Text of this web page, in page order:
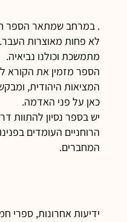
. במרחב שמתאר הספר
לא פחות מאוצרות
מתמשכת וכולנו נביאיה.
הספר מזמין את
המציאות היהודית,
כאן על פני האדמה.
יש בספר נסיון להתוות
הרוחניים העומדים
המחברים.
ידיעות אחרונות, ספרי